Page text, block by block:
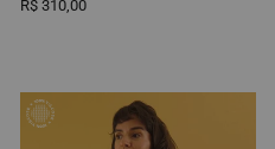
R$ 310,00